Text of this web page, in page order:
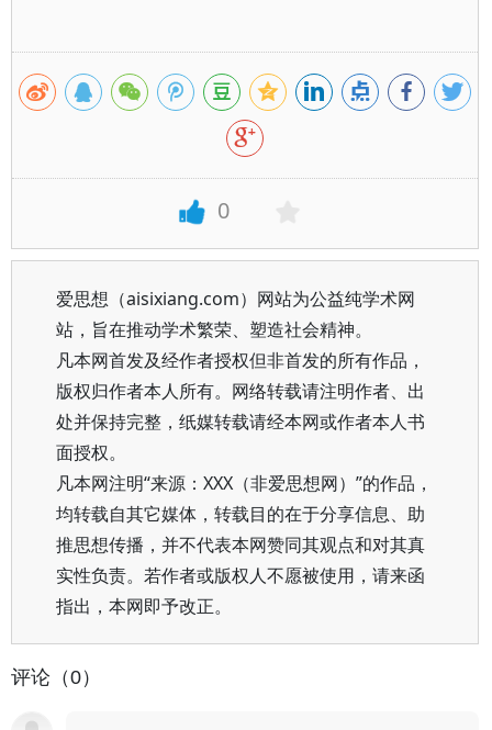
0
爱思想（aisixiang.com）网站为公益纯学术网
站，旨在推动学术繁荣、塑造社会精神。
凡本网首发及经作者授权但非首发的所有作品，
版权归作者本人所有。网络转载请注明作者、出
处并保持完整，纸媒转载请经本网或作者本人书
面授权。
凡本网注明“来源：XXX（非爱思想网）”的作品，
均转载自其它媒体，转载目的在于分享信息、助
推思想传播，并不代表本网赞同其观点和对其真
实性负责。若作者或版权人不愿被使用，请来函
指出，本网即予改正。
评论（0）